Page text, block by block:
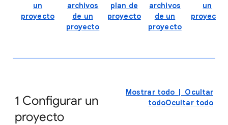
un
proyecto
archivos
de un
proyecto
plan de
proyecto
archivos
de un
proyecto
un
proyecto
1 Configurar un
proyecto
Mostrar todo | Ocultar
todoOcultar todo